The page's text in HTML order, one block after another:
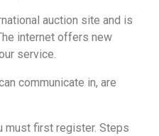
auction site and is
internet offers new
service.
communicate in, are
must first register. Steps